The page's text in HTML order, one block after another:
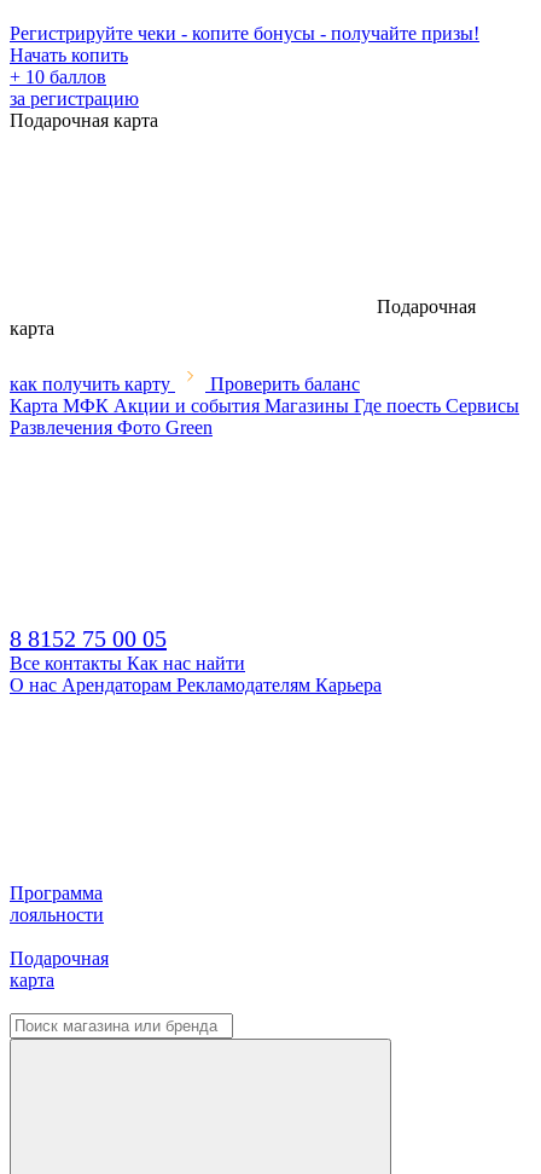
Регистрируйте чеки - копите бонусы - получайте призы!
Начать копить
+ 10 баллов
за регистрацию
Подарочная карта
Подарочная
карта
как получить карту
Проверить баланс
Карта МФК Акции и события Магазины Где поесть Сервисы
Развлечения Фото Green
8 8152 75 00 05
Все контакты Как нас найти
О нас Арендаторам Рекламодателям Карьера
Программа
лояльности
Подарочная
карта